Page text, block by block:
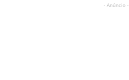
- Anúncio -